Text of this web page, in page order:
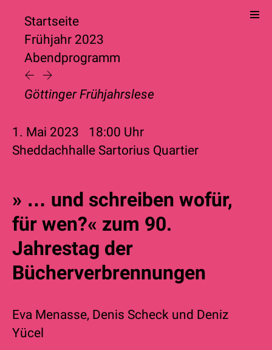
Startseite
Frühjahr 2023
Abendprogramm
Göttinger Frühjahrslese
1. Mai 2023 18:00 Uhr
Sheddachhalle Sartorius Quartier
» … und schreiben wofür,
für wen?« zum 90.
Jahrestag der
Bücherverbrennungen
Eva Menasse, Denis Scheck und Deniz
Yücel